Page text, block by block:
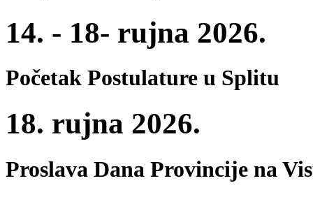
14. - 18- rujna 2026.
Početak Postulature u Splitu
18. rujna 2026.
Proslava Dana Provincije na